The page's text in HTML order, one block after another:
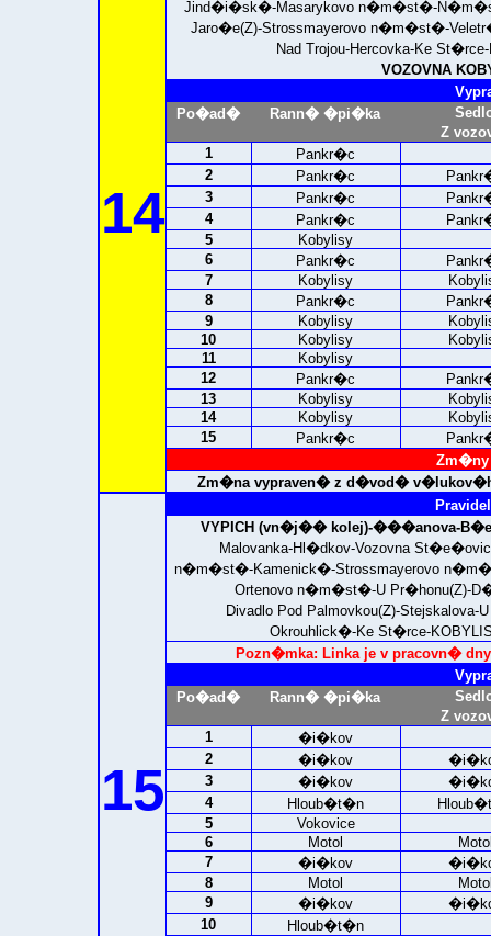
14
Jind�i�sk�-Masarykovo n�m�st�-
Jaro�e(Z)-Strossmayerovo n�m�st�-
Nad Trojou-Hercovka-Ke
VOZOVNA
Po�ad�
Rann� �pi�ka
Z
1
Pankr�c
2
Pankr�c
3
Pankr�c
4
Pankr�c
5
Kobylisy
6
Pankr�c
7
Kobylisy
8
Pankr�c
9
Kobylisy
10
Kobylisy
11
Kobylisy
12
Pankr�c
13
Kobylisy
14
Kobylisy
15
Pankr�c
Zm�ny
Zm�na vypraven� z d�vod�
15
VYPICH (vn�j�� kolej)-���anova-
Malovanka-Hl�dkov-Vozovna
n�m�st�-Kamenick�-Strossmayerovo
Ortenovo n�m�st�-U Pr�honu(Z)-
Divadlo Pod Palmovkou(Z)-
Okrouhlick�-Ke St�rce-
Pozn�mka: Linka je v pracovn�
Po�ad�
Rann� �pi�ka
Z
1
�i�kov
2
�i�kov
3
�i�kov
4
Hloub�t�n
5
Vokovice
6
Motol
7
�i�kov
8
Motol
9
�i�kov
10
Hloub�t�n